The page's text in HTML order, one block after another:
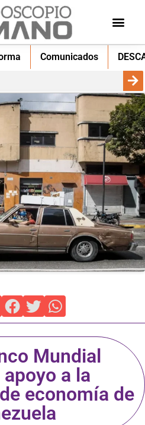
Comunicados
Mundial
a la
economía de